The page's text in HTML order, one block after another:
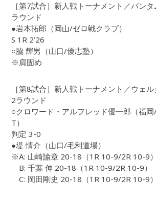
［第7試合］新人戦トーナメント／バン
ラウンド
●岩本拓郎（岡山/ゼロ戦クラブ）
S 1R 2’26
○脇 輝男（山口/優志塾）
※肩固め
［第8試合］新人戦トーナメント／ウェ
2ラウンド
○クロワード・アルフレッド優一郎（福
T）
判定 3-0
●堤 情介（山口/毛利道場）
※A: 山崎諭章 20-18（1R 10-9/2R 10-9）
B: 千葉 伸 20-18（1R 10-9/2R 10-9）
C: 岡田剛史 20-18（1R 10-9/2R 10-9）